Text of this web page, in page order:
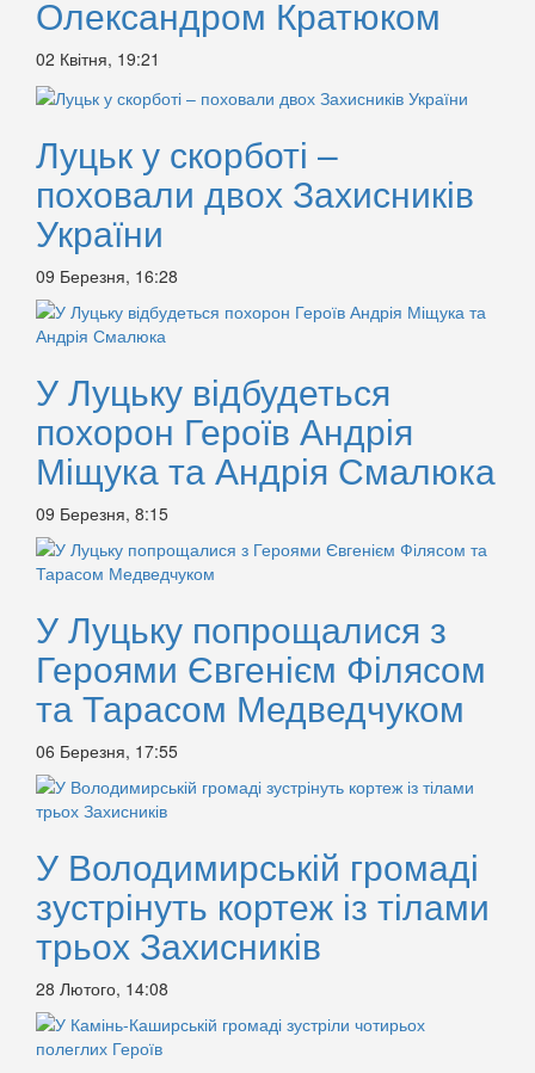
Олександром Кратюком
02 Квітня, 19:21
Луцьк у скорботі –
поховали двох Захисників
України
09 Березня, 16:28
У Луцьку відбудеться
похорон Героїв Андрія
Міщука та Андрія Смалюка
09 Березня, 8:15
У Луцьку попрощалися з
Героями Євгенієм Філясом
та Тарасом Медведчуком
06 Березня, 17:55
У Володимирській громаді
зустрінуть кортеж із тілами
трьох Захисників
28 Лютого, 14:08